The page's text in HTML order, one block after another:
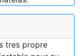
tres propre